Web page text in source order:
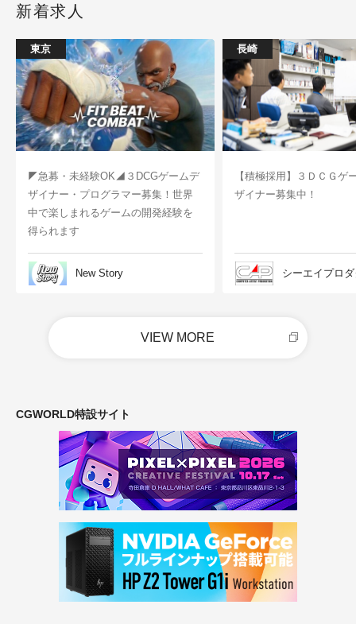
新着求人
東京
◤急募・未経験OK◢３DCGゲームデ
ザイナー・プログラマー募集！世界
中で楽しまれるゲームの開発経験を
得られます
New Story
長崎
【積極採用】３ＤＣＧゲ
ザイナー募集中！
シーエイプロ
VIEW MORE
CGWORLD特設サイト